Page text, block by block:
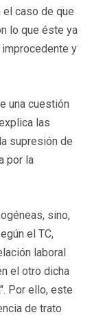
caso de que
lo que éste ya
y
una cuestión
las
supresión de
por la
sino,
el TC,
laboral
el otro dicha
Por ello, este
de trato